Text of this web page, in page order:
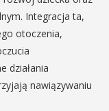
Integracja ta,
otoczenia,
działania
nawiązywaniu